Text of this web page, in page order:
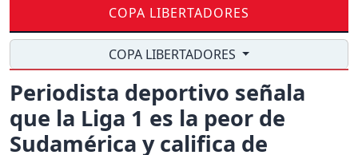
COPA LIBERTADORES
COPA LIBERTADORES
Periodista deportivo señala
que la Liga 1 es la peor de
Sudamérica y califica de